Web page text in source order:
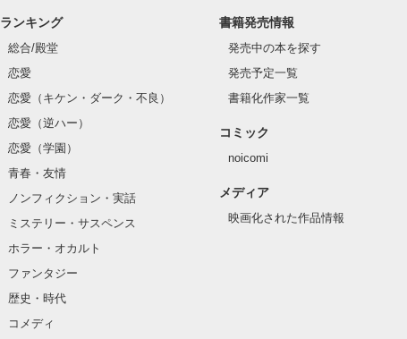
ランキング
総合/殿堂
恋愛
恋愛（キケン・ダーク・不良）
恋愛（逆ハー）
恋愛（学園）
青春・友情
ノンフィクション・実話
ミステリー・サスペンス
ホラー・オカルト
ファンタジー
歴史・時代
コメディ
書籍発売情報
発売中の本を探す
発売予定一覧
書籍化作家一覧
コミック
noicomi
メディア
映画化された作品情報